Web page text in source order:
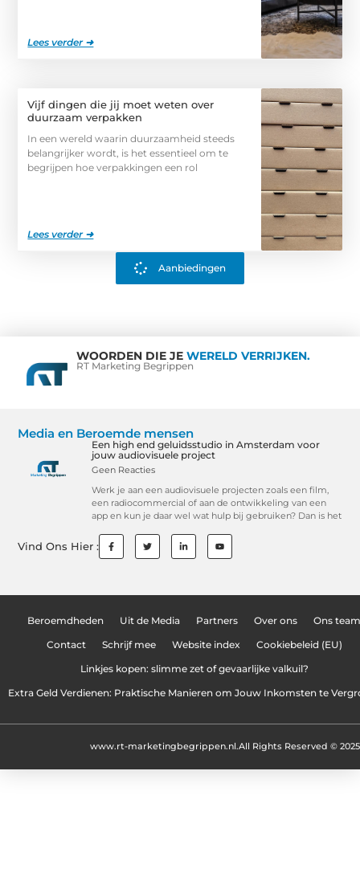
Lees verder ➜
Vijf dingen die jij moet weten over
duurzaam verpakken
In een wereld waarin duurzaamheid steeds
belangrijker wordt, is het essentieel om te
begrijpen hoe verpakkingen een rol
Lees verder ➜
Aanbiedingen
WOORDEN DIE JE WERELD VERRIJKEN.
RT Marketing Begrippen
Media en Beroemde mensen
Een high end geluidsstudio in Amsterdam voor
jouw audiovisuele project
Geen Reacties
Werk je aan een audiovisuele projecten zoals een film,
een radiocommercial of aan de ontwikkeling van een
app en kun je daar wel wat hulp bij gebruiken? Dan is het
Vind Ons Hier :
Beroemdheden Uit de Media Partners Over ons Ons team
Contact Schrijf mee Website index Cookiebeleid (EU)
Linkjes kopen: slimme zet of gevaarlijke valkuil?
Extra Geld Verdienen: Praktische Manieren om Jouw Inkomsten te
All Rights Reserved © 2025
www.rt-marketingbegrippen.nl.